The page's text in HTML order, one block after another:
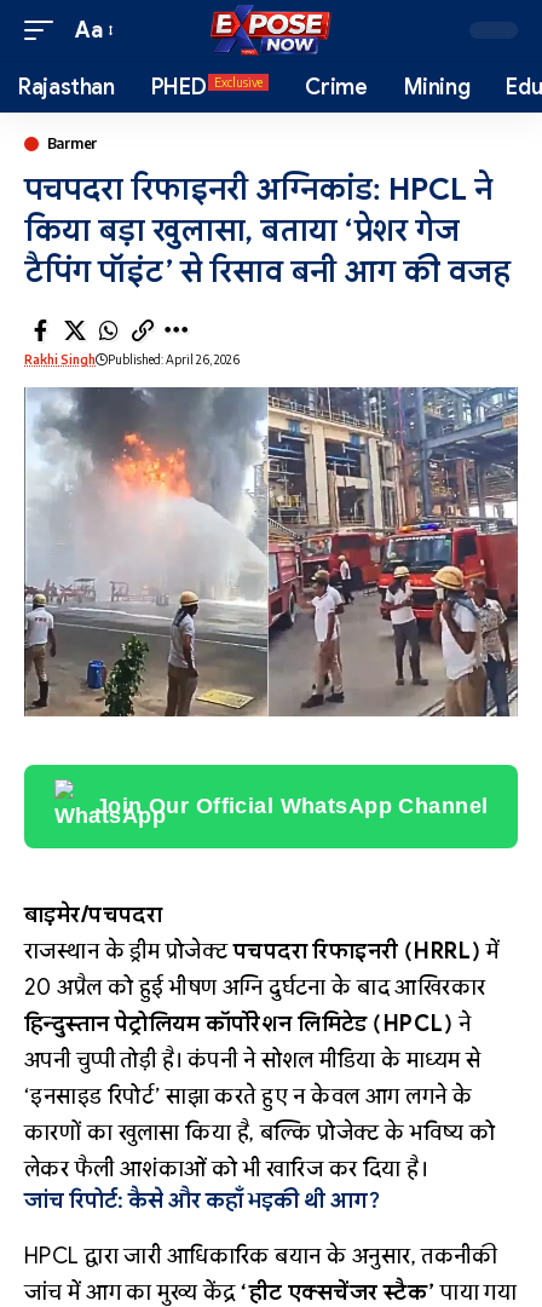
Aa
Rajasthan PHED Exclusive Crime Mining
Barmer
पचपदरा रिफाइनरी अग्निकांड: HPCL ने
किया बड़ा खुलासा, बताया ‘प्रेशर गेज
टैपिंग पॉइंट’ से रिसाव बनी आग की वजह
Rakhi Singh Published: April 26, 2026
Join Our Official WhatsApp Channel
बाड़मेर/पचपदरा
राजस्थान के ड्रीम प्रोजेक्टपचपदरा रिफाइनरी (HRRL) में
20 अप्रैल को हुई भीषण अग्नि दुर्घटना के बाद आखिरकार
हिन्दुस्तान पेट्रोलियम कॉर्पोरेशन लिमिटेड (HPCL) ने
अपनी चुप्पी तोड़ी है। कंपनी ने सोशल मीडिया के माध्यम से
‘इनसाइड रिपोर्ट’ साझा करते हुए न केवल आग लगने के
कारणों का खुलासा किया है, बल्कि प्रोजेक्ट के भविष्य को
लेकर फैली आशंकाओं को भी खारिज कर दिया है।
जांच रिपोर्ट: कैसे और कहाँ भड़की थी आग?
HPCL द्वारा जारी आधिकारिक बयान के अनुसार, तकनीकी
जांच में आग का मुख्य केंद्र‘हीट एक्सचेंजर स्टैक’ पाया गया